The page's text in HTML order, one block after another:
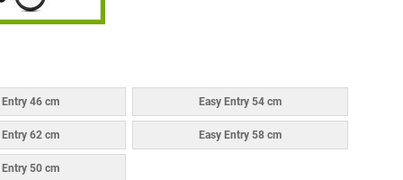
Entry 46 cm Easy Entry 54 cm
Entry 62 cm Easy Entry 58 cm
Entry 50 cm